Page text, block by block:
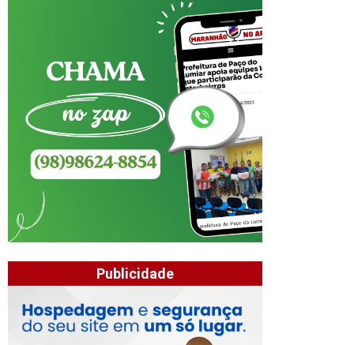
Publicidade